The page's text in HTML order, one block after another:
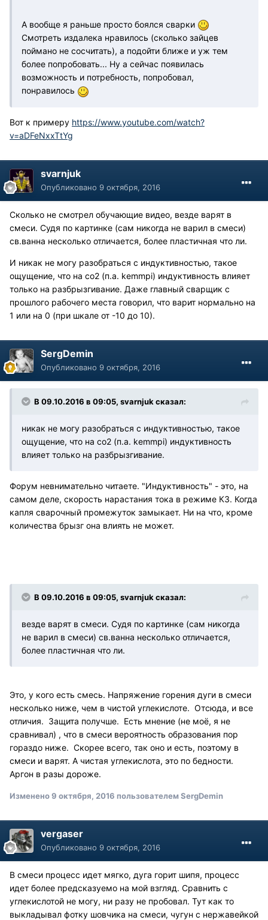
А вообще я раньше просто боялся сварки
Смотреть издалека нравилось (сколько зайцев
поймано не сосчитать), а подойти ближе и уж тем
более попробовать... Ну а сейчас появилась
возможность и потребность, попробовал,
понравилось
Вот к примеру https://www.youtube.com/watch?
v=aDFeNxxTtYg
svarnjuk
Опубликовано 9 октября, 2016
Сколько не смотрел обучающие видео, везде варят в
смеси. Судя по картинке (сам никогда не варил в смеси)
св.ванна несколько отличается, более пластичная что ли.
И никак не могу разобраться с индуктивностью, такое
ощущение, что на со2 (п.а. kemmpi) индуктивность влияет
только на разбрызгивание. Даже главный сварщик с
прошлого рабочего места говорил, что варит нормально на
1 или на 0 (при шкале от -10 до 10).
SergDemin
Опубликовано 9 октября, 2016
В 09.10.2016 в 09:05, svarnjuk сказал:
никак не могу разобраться с индуктивностью, такое
ощущение, что на со2 (п.а. kemmpi) индуктивность
влияет только на разбрызгивание.
Форум невнимательно читаете. "Индуктивность" - это, на
самом деле, скорость нарастания тока в режиме КЗ. Когда
капля сварочный промежуток замыкает. Ни на что, кроме
количества брызг она влиять не может.
В 09.10.2016 в 09:05, svarnjuk сказал:
везде варят в смеси. Судя по картинке (сам никогда
не варил в смеси) св.ванна несколько отличается,
более пластичная что ли.
Это, у кого есть смесь. Напряжение горения дуги в смеси
несколько ниже, чем в чистой углекислоте. Отсюда, и все
отличия. Защита получше. Есть мнение (не моё, я не
сравнивал) , что в смеси вероятность образования пор
гораздо ниже. Скорее всего, так оно и есть, поэтому в
смеси и варят. А чистая углекислота, это по бедности.
Аргон в разы дороже.
Изменено9 октября, 2016 пользователем SergDemin
vergaser
Опубликовано 9 октября, 2016
В смеси процесс идет мягко, дуга горит шипя, процесс
идет более предсказуемо на мой взгляд. Сравнить с
углекислотой не могу, ни разу не пробовал. Тут как то
выкладывал фотку шовчика на смеси, чугун с нержавейкой